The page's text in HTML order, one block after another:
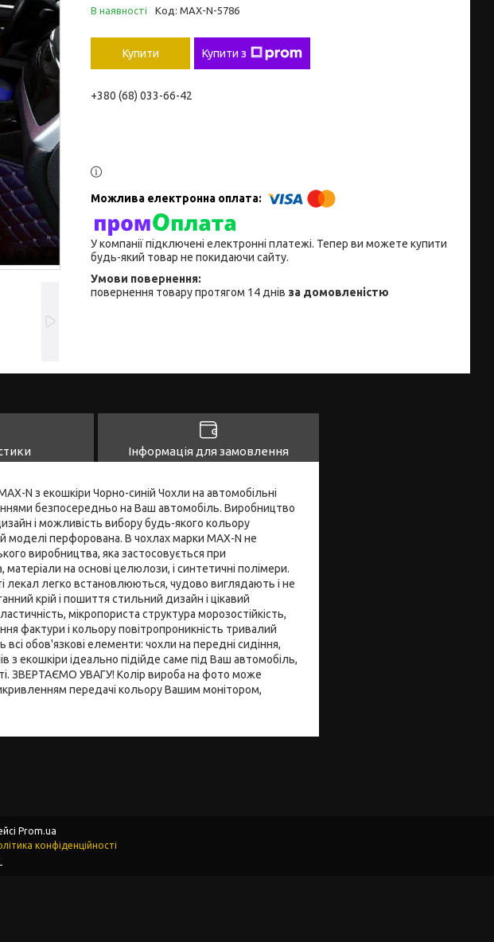
В наявності Код: MAX-N-5786
Купити Купити з
+380 (68) 033-66-42
У компанії підключені електронні платежі. Тепер ви можете купити
будь-який товар не покидаючи сайту.
повернення товару протягом 14 днів за домовленістю
Інформація для замовлення
N з екошкіри Чорно-синій Чохли на автомобільні
безпосередньо на Ваш автомобіль. Виробництво
і можливість вибору будь-якого кольору
моделі перфорована. В чохлах марки MAX-N не
виробництва, яка застосовується при
на основі целюлози, і синтетичні полімери.
лекал легко встановлюються, чудово виглядають і не
крій і пошиття стильний дизайн і цікавий
мікропориста структура морозостійкість,
фактури і кольору повітропроникність тривалий
обов'язкові елементи: чохли на передні сидіння,
з екошкіри ідеально підійде саме під Ваш автомобіль,
ЗВЕРТАЄМО УВАГУ! Колір вироба на фото може
передачі кольору Вашим монітором,
Prom.ua
конфіденційності